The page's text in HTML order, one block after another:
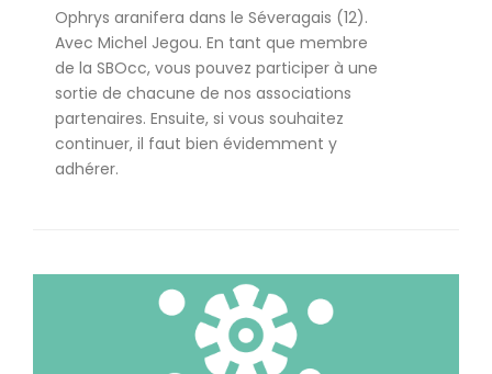
Ophrys aranifera dans le Séveragais (12).
Avec Michel Jegou. En tant que membre
de la SBOcc, vous pouvez participer à une
sortie de chacune de nos associations
partenaires. Ensuite, si vous souhaitez
continuer, il faut bien évidemment y
adhérer.